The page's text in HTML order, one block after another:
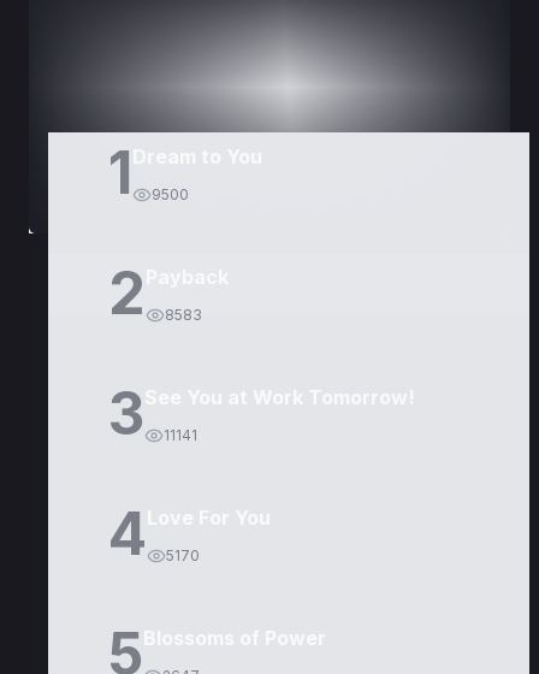
1 9500
2 8583
3 11141
4 5170
5